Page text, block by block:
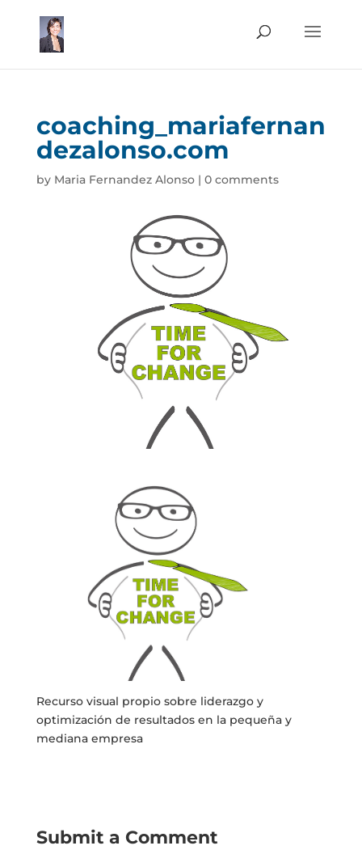
coaching_mariafernan
dezalonso.com
by Maria Fernandez Alonso| 0 comments
Recurso visual propio sobre liderazgo y
optimización de resultados en la pequeña y
mediana empresa
Submit a Comment